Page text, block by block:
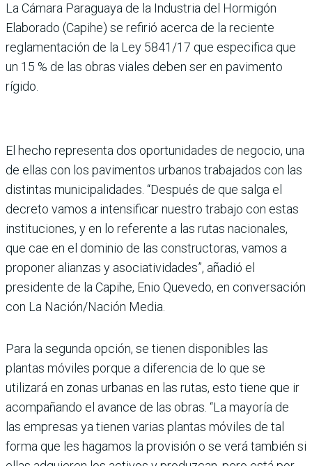
La Cámara Paraguaya de la Industria del Hormigón
Elaborado (Capihe) se refirió acerca de la reciente
reglamentación de la Ley 5841/17 que especifica que
un 15 % de las obras via­les deben ser en pavimento
rígido.
El hecho representa dos oportunidades de negocio, una
de ellas con los pavimen­tos urbanos trabajados con las
distintas municipalida­des. “Después de que salga el
decreto vamos a intensificar nuestro trabajo con estas
ins­tituciones, y en lo referente a las rutas nacionales,
que cae en el dominio de las cons­tructoras, vamos a
propo­ner alianzas y asociativida­des”, añadió el
presidente de la Capihe, Enio Quevedo, en conversación
con La Nación/Nación Media.
Para la segunda opción, se tie­nen disponibles las
plantas móviles porque a diferencia de lo que se
utilizará en zonas urbanas en las rutas, esto tiene que ir
acompañando el avance de las obras. “La mayo­ría de
las empresas ya tienen varias plantas móviles de tal
forma que les hagamos la pro­visión o se verá también si